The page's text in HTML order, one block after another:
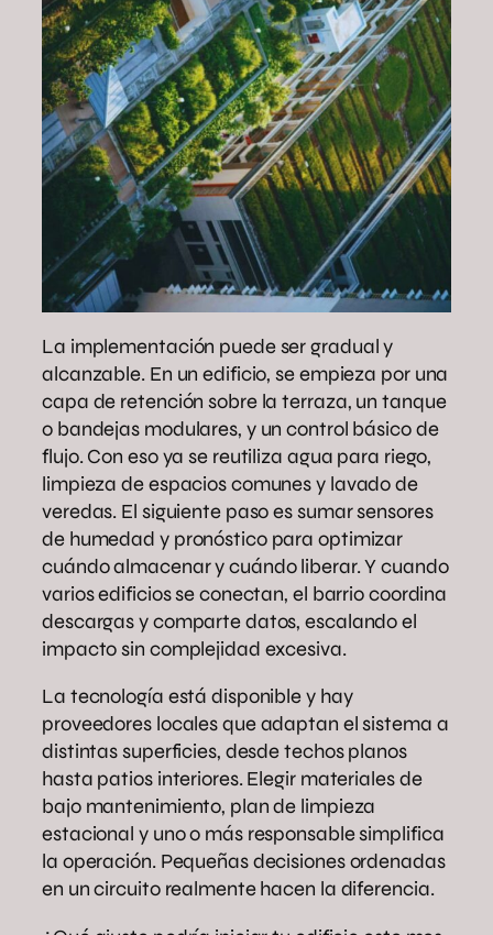
La implementación puede ser gradual y
alcanzable. En un edificio, se empieza por una
capa de retención sobre la terraza, un tanque
o bandejas modulares, y un control básico de
flujo. Con eso ya se reutiliza agua para riego,
limpieza de espacios comunes y lavado de
veredas. El siguiente paso es sumar sensores
de humedad y pronóstico para optimizar
cuándo almacenar y cuándo liberar. Y cuando
varios edificios se conectan, el barrio coordina
descargas y comparte datos, escalando el
impacto sin complejidad excesiva.
La tecnología está disponible y hay
proveedores locales que adaptan el sistema a
distintas superficies, desde techos planos
hasta patios interiores. Elegir materiales de
bajo mantenimiento, plan de limpieza
estacional y uno o más responsable simplifica
la operación. Pequeñas decisiones ordenadas
en un circuito realmente hacen la diferencia.